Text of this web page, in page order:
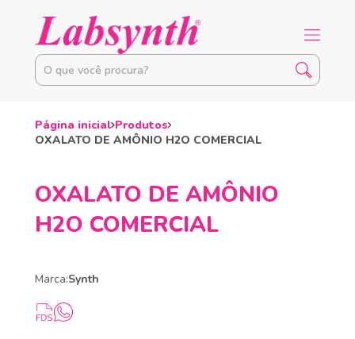
Página inicial Produtos
OXALATO DE AMÔNIO H2O COMERCIAL
OXALATO DE AMÔNIO
H2O COMERCIAL
Marca:Synth